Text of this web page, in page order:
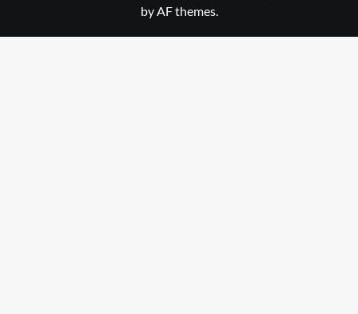
by AF themes.